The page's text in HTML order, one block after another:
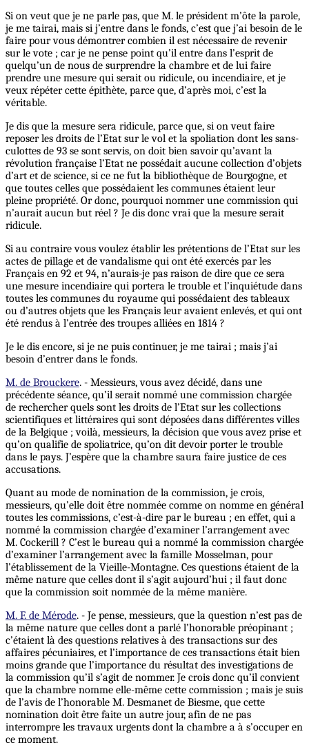
Si on veut que je ne parle pas, que M. le président m’ôte la parole,
je me tairai, mais si j’entre dans le fonds, c’est que j’ai besoin de le
faire pour vous démontrer combien il est nécessaire de revenir
sur le vote ; car je ne pense point qu’il entre dans l’esprit de
quelqu’un de nous de surprendre la chambre et de lui faire
prendre une mesure qui serait ou ridicule, ou incendiaire, et je
veux répéter cette épithète, parce que, d’après moi, c’est la
véritable.
Je dis que la mesure sera ridicule, parce que, si on veut faire
reposer les droits de l’Etat sur le vol et la spoliation dont les sans-
culottes de 93 se sont servis, on doit bien savoir qu’avant la
révolution française l’Etat ne possédait aucune collection d’objets
d’art et de science, si ce ne fut la bibliothèque de Bourgogne, et
que toutes celles que possédaient les communes étaient leur
pleine propriété. Or donc, pourquoi nommer une commission qui
n’aurait aucun but réel ? Je dis donc vrai que la mesure serait
ridicule.
Si au contraire vous voulez établir les prétentions de l’Etat sur les
actes de pillage et de vandalisme qui ont été exercés par les
Français en 92 et 94, n’aurais-je pas raison de dire que ce sera
une mesure incendiaire qui portera le trouble et l’inquiétude dans
toutes les communes du royaume qui possédaient des tableaux
ou d’autres objets que les Français leur avaient enlevés, et qui ont
été rendus à l’entrée des troupes alliées en 1814 ?
Je le dis encore, si je ne puis continuer, je me tairai ; mais j’ai
besoin d’entrer dans le fonds.
M. de Brouckere. - Messieurs, vous avez décidé, dans une
précédente séance, qu’il serait nommé une commission chargée
de rechercher quels sont les droits de l’Etat sur les collections
scientifiques et littéraires qui sont déposées dans différentes villes
de la Belgique ; voilà, messieurs, la décision que vous avez prise et
qu’on qualifie de spoliatrice, qu’on dit devoir porter le trouble
dans le pays. J’espère que la chambre saura faire justice de ces
accusations.
Quant au mode de nomination de la commission, je crois,
messieurs, qu’elle doit être nommée comme on nomme en général
toutes les commissions, c’est-à-dire par le bureau ; en effet, qui a
nommé la commission chargée d’examiner l’arrangement avec
M. Cockerill ? C’est le bureau qui a nommé la commission chargée
d’examiner l’arrangement avec la famille Mosselman, pour
l’établissement de la Vieille-Montagne. Ces questions étaient de la
même nature que celles dont il s’agit aujourd’hui ; il faut donc
que la commission soit nommée de la même manière.
M. F. de Mérode. - Je pense, messieurs, que la question n’est pas de
la même nature que celles dont a parlé l’honorable préopinant ;
c’étaient là des questions relatives à des transactions sur des
affaires pécuniaires, et l’importance de ces transactions était bien
moins grande que l’importance du résultat des investigations de
la commission qu’il s’agit de nommer. Je crois donc qu’il convient
que la chambre nomme elle-même cette commission ; mais je suis
de l’avis de l’honorable M. Desmanet de Biesme, que cette
nomination doit être faite un autre jour, afin de ne pas
interrompre les travaux urgents dont la chambre a à s’occuper en
ce moment.